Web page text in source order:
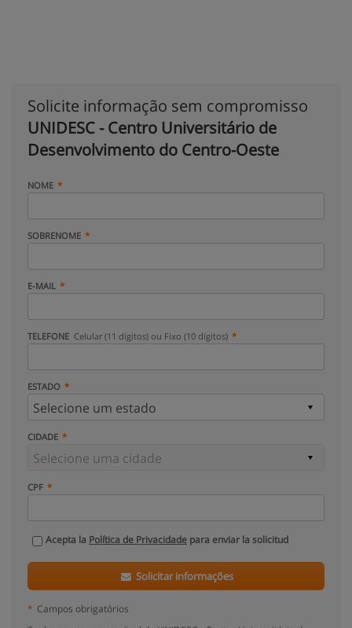
Solicite informação sem compromisso
UNIDESC - Centro Universitário de
Desenvolvimento do Centro-Oeste
NOME
SOBRENOME
E-MAIL
TELEFONE Celular (11 dígitos) ou Fixo (10 dígitos)
ESTADO
CIDADE
CPF
Acepta la Política de Privacidade para enviar la solicitud
Solicitar informações
* Campos obrigatórios